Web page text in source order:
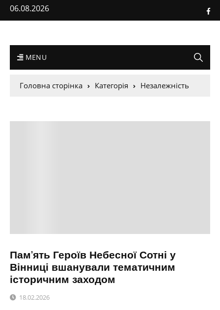
06.08.2026
MENU
Головна сторінка Категорія Незалежність
Пам’ять Героїв Небесної Сотні у
Вінниці вшанували тематичним
історичним заходом
18.02.2026